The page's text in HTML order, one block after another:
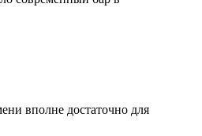
вполне достаточно для